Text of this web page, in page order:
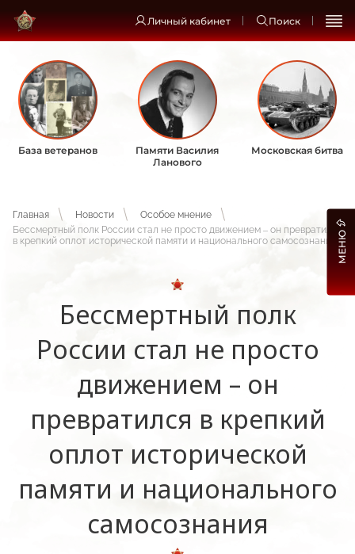
Личный кабинет Поиск
База ветеранов
Памяти Василия
Ланового
Московская битва
Главная Новости
Особое мнение
Бессмертный полк России стал не просто движением – он превратился
в крепкий оплот исторической памяти и национального самосознания
Бессмертный полк
России стал не просто
движением – он
превратился в крепкий
оплот исторической
памяти и национального
самосознания
МЕНЮ